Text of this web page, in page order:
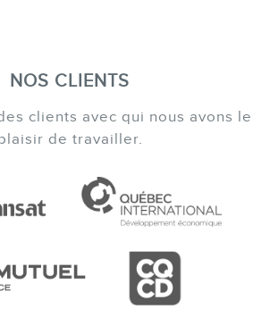
NOS CLIENTS
clients avec qui nous avons le
de travailler.